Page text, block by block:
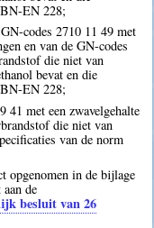
EN 228;
codes 2710 11 49 met
en van de GN-codes
die niet van
bevat en die
EN 228;
41 met een zwavelgehalte
die niet van
van de norm
opgenomen in de bijlage
de
besluit van 26